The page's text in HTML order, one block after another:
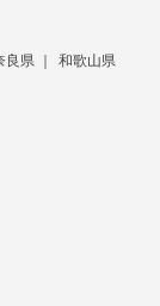
良県 和歌山県